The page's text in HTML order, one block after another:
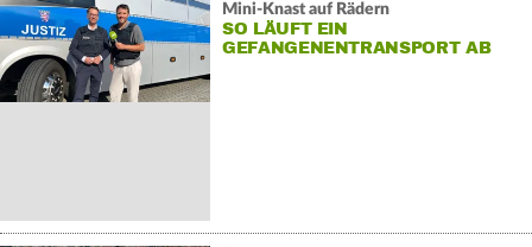
Mini-Knast auf Rädern
SO LÄUFT EIN
GEFANGENENTRANSPORT AB